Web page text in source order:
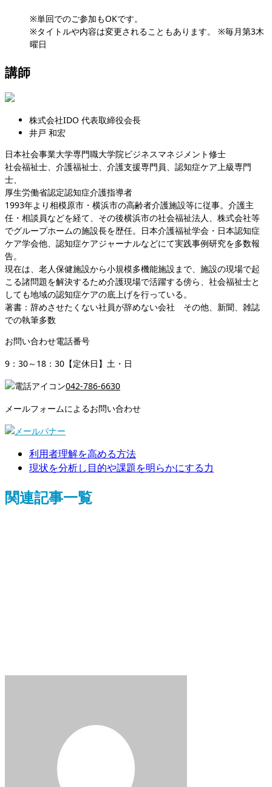
※単回でのご参加もOKです。
※タイトルや内容は変更されることもあります。 ※毎月第3木
曜日
講師
株式会社IDO 代表取締役会長
井戸 和宏
日本社会事業大学専門職大学院ビジネスマネジメント修士
社会福祉士、介護福祉士、介護支援専門員、認知症ケア上級専門
士、
厚生労働省認定認知症介護指導者
1993年より相模原市・横浜市の高齢者介護施設等に従事。介護主
任・相談員などを経て、その後横浜市の社会福祉法人、株式会社等
でグループホームの施設長を歴任。日本介護福祉学会・日本認知症
ケア学会他、認知症ケアジャーナルなどにて実践事例研究を多数報
告。
現在は、老人保健施設から小規模多機能施設まで、施設の現場で起
こる諸問題を解決するため介護現場で活躍する傍ら、社会福祉士と
しても地域の認知症ケアの底上げを行っている。
著書：辞めさせたくない社員が辞めない会社 その他、新聞、雑誌
での執筆多数
お問い合わせ電話番号
9：30～18：30【定休日】土・日
042-786-6630
メールフォームによるお問い合わせ
利用者理解を高める方法
現状を分析し目的や課題を明らかにする力
関連記事一覧